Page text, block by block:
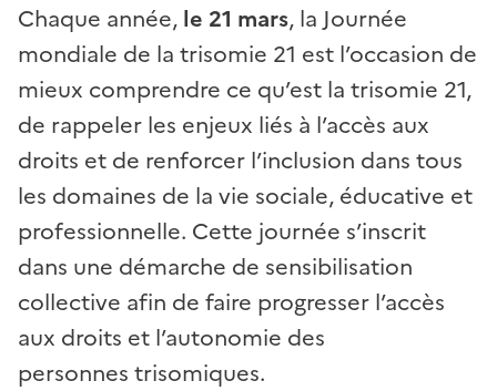
Chaque année, le 21 mars, la Journée
mondiale de la trisomie 21 est l’occasion de
mieux comprendre ce qu’est la trisomie 21,
de rappeler les enjeux liés à l’accès aux
droits et de renforcer l’inclusion dans tous
les domaines de la vie sociale, éducative et
professionnelle. Cette journée s’inscrit
dans une démarche de sensibilisation
collective afin de faire progresser l’accès
aux droits et l’autonomie des
personnes trisomiques.